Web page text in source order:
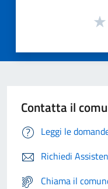
Contatta il
Leggi le
Richiedi
Chiama il